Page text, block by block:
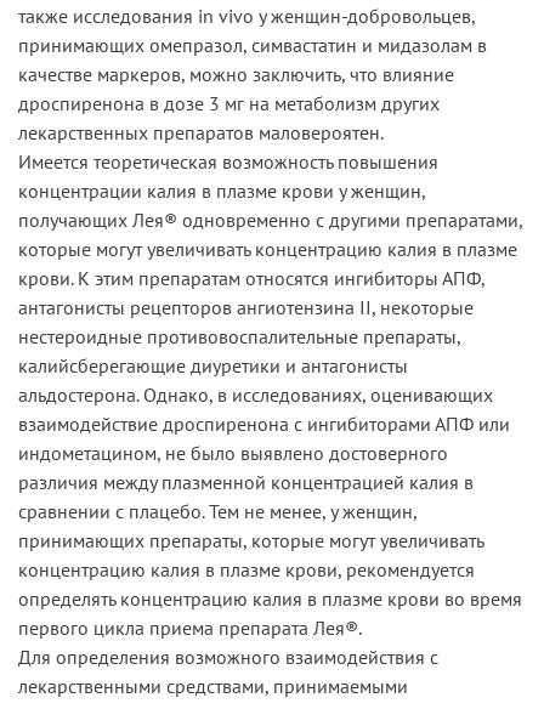
также исследования in vivo у женщин-добровольцев,
принимающих омепразол, симвастатин и мидазолам в
качестве маркеров, можно заключить, что влияние
дроспиренона в дозе 3 мг на метаболизм других
лекарственных препаратов маловероятен.
Имеется теоретическая возможность повышения
концентрации калия в плазме крови у женщин,
получающих Лея® одновременно с другими препаратами,
которые могут увеличивать концентрацию калия в плазме
крови. К этим препаратам относятся ингибиторы АПФ,
антагонисты рецепторов ангиотензина II, некоторые
нестероидные противовоспалительные препараты,
калийсберегающие диуретики и антагонисты
альдостерона. Однако, в исследованиях, оценивающих
взаимодействие дроспиренона с ингибиторами АПФ или
индометацином, не было выявлено достоверного
различия между плазменной концентрацией калия в
сравнении с плацебо. Тем не менее, у женщин,
принимающих препараты, которые могут увеличивать
концентрацию калия в плазме крови, рекомендуется
определять концентрацию калия в плазме крови во время
первого цикла приема препарата Лея®.
Для определения возможного взаимодействия с
лекарственными средствами, принимаемыми